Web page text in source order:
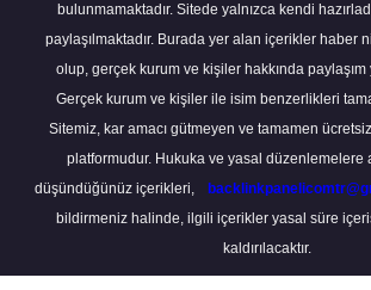
bulunmamaktadır. Sitede yalnızca kendi
paylaşılmaktadır. Burada yer alan içerikler haber
olup, gerçek kurum ve kişiler hakkında paylaşım
Gerçek kurum ve kişiler ile isim benzerlikleri
Sitemiz, kar amacı gütmeyen ve tamamen
platformudur. Hukuka ve yasal düzenlemelere
düşündüğünüz içerikleri,
bildirmeniz halinde, ilgili içerikler yasal süre
kaldırılacaktır.